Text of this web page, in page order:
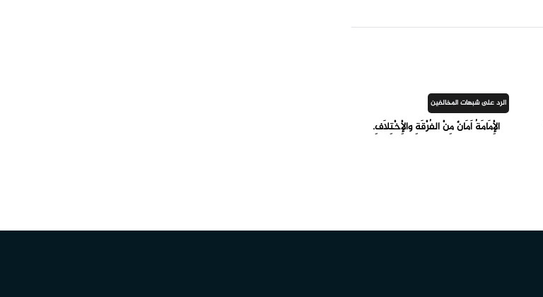
الرد على شبهات المخالفين
الْإِمَامَةُ أَمَانٌ مِنْ الفُرْقَةِ والْإِخْتِلَافِ.